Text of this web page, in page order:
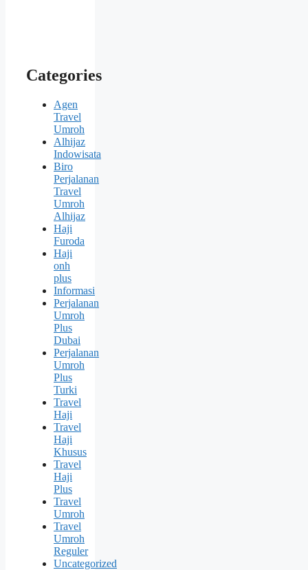
Categories
Agen
Travel
Umroh
Alhijaz
Indowisata
Biro
Perjalanan
Travel
Umroh
Alhijaz
Haji
Furoda
Haji
onh
plus
Informasi
Perjalanan
Umroh
Plus
Dubai
Perjalanan
Umroh
Plus
Turki
Travel
Haji
Travel
Haji
Khusus
Travel
Haji
Plus
Travel
Umroh
Travel
Umroh
Reguler
Uncategorized